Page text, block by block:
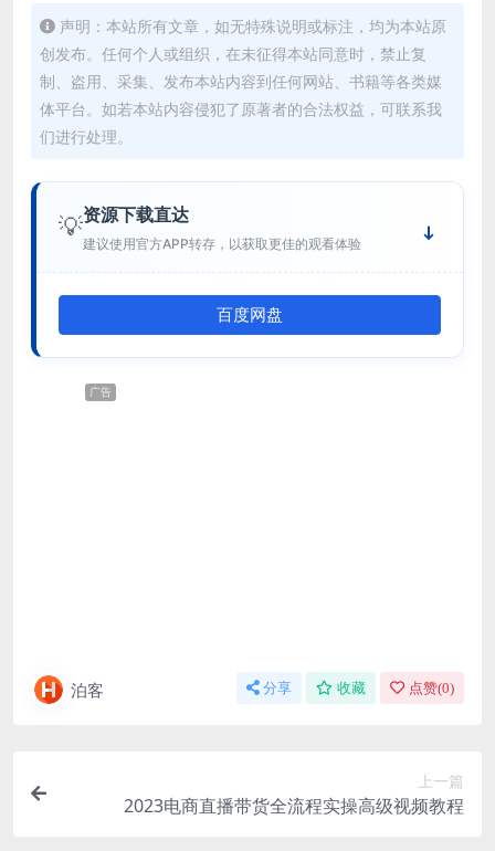
声明：本站所有文章，如无特殊说明或标注，均为本站原
创发布。任何个人或组织，在未征得本站同意时，禁止复
制、盗用、采集、发布本站内容到任何网站、书籍等各类媒
体平台。如若本站内容侵犯了原著者的合法权益，可联系我
们进行处理。
💡资源下载直达
建议使用官方APP转存，以获取更佳的观看体验
百度网盘
广告
泊客 分享 收藏 点赞(0)
上一篇
2023电商直播带货全流程实操高级视频教程